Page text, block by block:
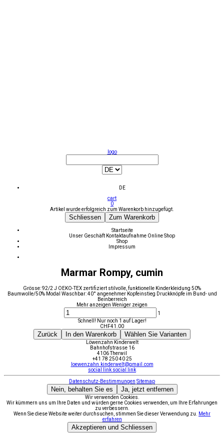
logo
DE
cart
0
Artikel wurde erfolgreich zum Warenkorb hinzugefügt.
Schliessen Zum Warenkorb
Startseite
Unser Geschäft Kontaktaufnahme Online Shop
Shop
Impressum
Marmar Rompy, cumin
Grösse: 92/2 J OEKO-TEX zertifiziert stilvolle, funktionelle Kinderkleidung 50%
Baumwolle/50% Modal Waschbar: 40° angenehmer Kopfeinstieg Druckknöpfe im Bund- und
Beinberreich
Mehr anzeigen Weniger zeigen
1
Schnell! Nur noch 1 auf Lager!
CHF41.00
Zurück In den Warenkorb Wählen Sie Varianten
Löwenzahn Kinderwelt
Bahnhofstrasse 16
4106 Therwil
+41 78 250 40 25
loewenzahn.kinderwelt@gmail.com
social link social link
Datenschutz-Bestimmungen Sitemap
Nein, behalten Sie es Ja, jetzt entfernen
Wir verwenden Cookies.
Wir kümmern uns um Ihre Daten und würden gerne Cookies verwenden, um Ihre Erfahrungen
zu verbessern.
Wenn Sie diese Website weiter durchsuchen, stimmen Sie dieser Verwendung zu.
Mehr
erfahren
Akzeptieren und Schliessen